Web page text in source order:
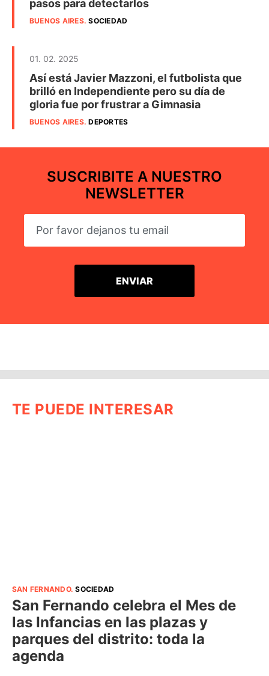
pasos para detectarlos
BUENOS AIRES.SOCIEDAD
01. 02. 2025
Así está Javier Mazzoni, el futbolista que
brilló en Independiente pero su día de
gloria fue por frustrar a Gimnasia
BUENOS AIRES.DEPORTES
SUSCRIBITE A NUESTRO
NEWSLETTER
TE PUEDE INTERESAR
SAN FERNANDO.SOCIEDAD
San Fernando celebra el Mes de
las Infancias en las plazas y
parques del distrito: toda la
agenda